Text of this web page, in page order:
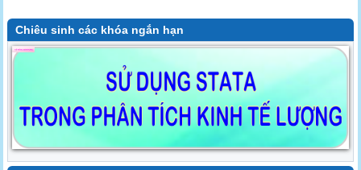
Chiêu sinh các khóa ngắn hạn